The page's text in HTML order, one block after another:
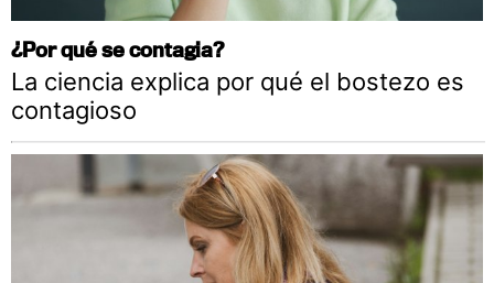
¿Por qué se contagia?
La ciencia explica por qué el bostezo es
contagioso